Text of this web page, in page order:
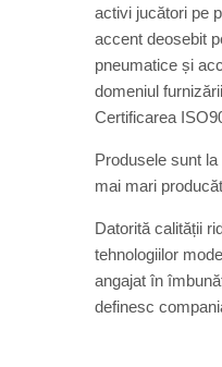
activi jucători pe
accent deosebit
pneumatice și
domeniul
Certificarea
Produsele sunt
mai mari
Datorită calității
tehnologiilor
angajat în
definesc